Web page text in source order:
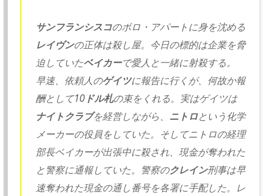
サンフランシスコのボロ・ アパートに身を沈める
レイヴンの正体は殺し屋。 今日の標的は企業を脅
迫していたベイカーで愛人と一緒に射殺する。
早速、依頼人のゲイツに報告に行くが、 何故か報
酬として10ドル札の束をくれる。 実はゲイツは
ナイトクラブを経営しながら、 ニトロという化学
メーカーの役員をしていた。 そしてニトロの経理
部長ベイカーが出張中に殺され、現金が奪われた
と警察に通報していた。 警察のクレイン刑事は早
速奪われた現金の通し番号を各署に手配した。 レ